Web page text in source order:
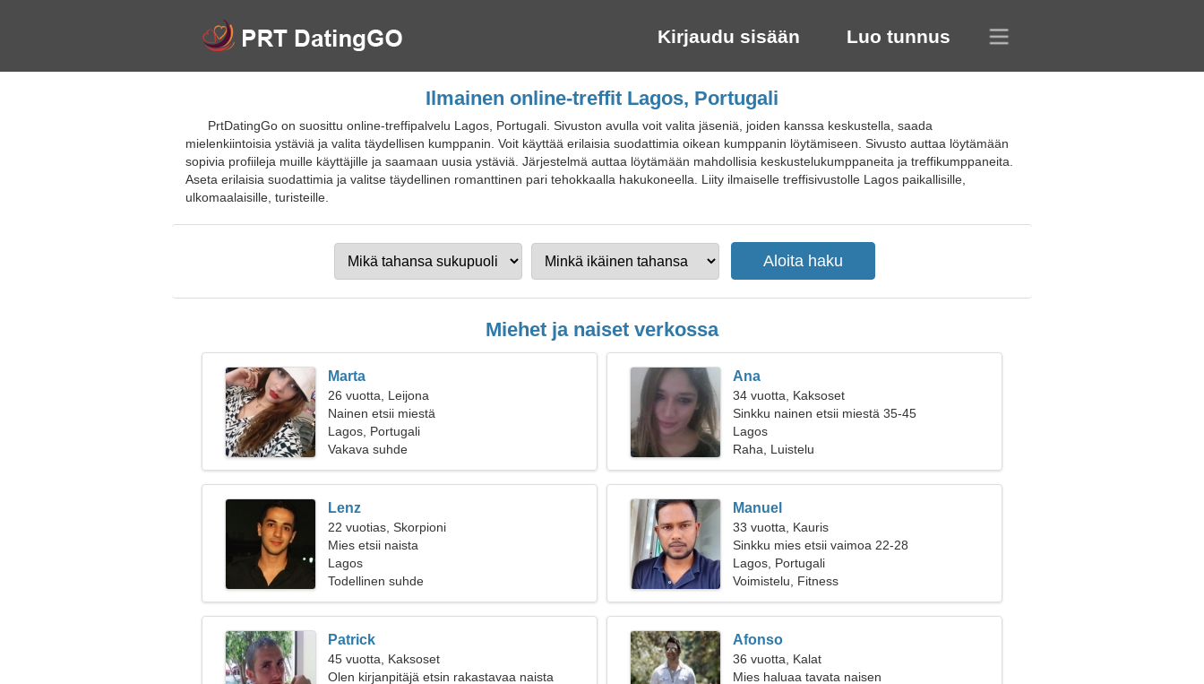
Kirjaudu sisään Luo tunnus
Ilmainen online-treffit Lagos, Portugali
PrtDatingGo on suosittu online-treffipalvelu Lagos, Portugali. Sivuston avulla voit valita jäseniä, joiden kanssa keskustella, saada
mielenkiintoisia ystäviä ja valita täydellisen kumppanin. Voit käyttää erilaisia suodattimia oikean kumppanin löytämiseen. Sivusto auttaa löytämään
sopivia profiileja muille käyttäjille ja saamaan uusia ystäviä. Järjestelmä auttaa löytämään mahdollisia keskustelukumppaneita ja treffikumppaneita.
Aseta erilaisia suodattimia ja valitse täydellinen romanttinen pari tehokkaalla hakukoneella. Liity ilmaiselle treffisivustolle Lagos paikallisille,
ulkomaalaisille, turisteille.
Miehet ja naiset verkossa
Marta
26 vuotta, Leijona
Nainen etsii miestä
Lagos, Portugali
Vakava suhde
Ana
34 vuotta, Kaksoset
Sinkku nainen etsii miestä 35-45
Lagos
Raha, Luistelu
Lenz
22 vuotias, Skorpioni
Mies etsii naista
Lagos
Todellinen suhde
Manuel
33 vuotta, Kauris
Sinkku mies etsii vaimoa 22-28
Lagos, Portugali
Voimistelu, Fitness
Patrick
45 vuotta, Kaksoset
Olen kirjanpitäjä etsin rakastavaa naista
Afonso
36 vuotta, Kalat
Mies haluaa tavata naisen